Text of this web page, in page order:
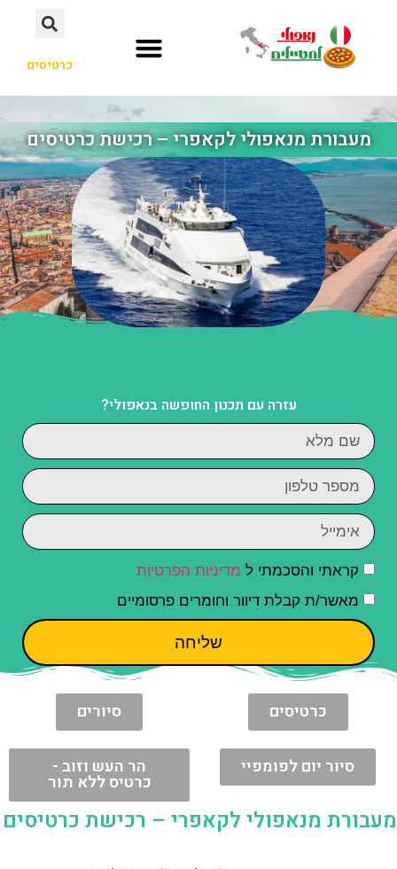
כרטיסים
מעבורת מנאפולי לקאפרי – רכישת כרטיסים
עזרה עם תכנון החופשה בנאפולי?
קראתי והסכמתי ל מדיניות הפרטיות
מאשר/ת קבלת דיוור וחומרים פרסומיים
שליחה
כרטיסים סיורים
סיור יום לפומפיי הר העש וזוב -
כרטיס ללא תור
מעבורת מנאפולי לקאפרי – רכישת כרטיסים